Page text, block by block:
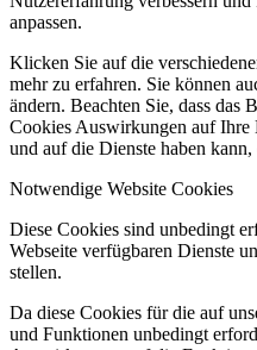
anpassen.
Klicken Sie auf die
mehr zu erfahren. Sie können
ändern. Beachten Sie, dass das
Cookies Auswirkungen auf Ihre
und auf die Dienste haben
Notwendige Website Cookies
Diese Cookies sind unbedingt
Webseite verfügbaren Dienste
stellen.
Da diese Cookies für die auf
und Funktionen unbedingt